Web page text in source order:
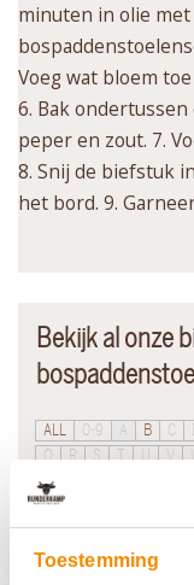
Toestemming
minuten in olie met
Voeg wat bloem
6. Bak
peper en zout. 7.
8. Snij de biefstuk
het bord. 9.
Bekijk al onze
ALL 0-9 A B C
Q
R S T U V
Er zijn helaas geen